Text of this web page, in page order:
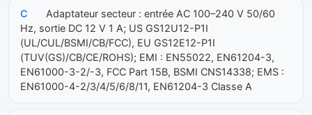
C
Adaptateur secteur : entrée AC 100–240 V 50/60
Hz, sortie DC 12 V 1 A; US GS12U12-P1I
(UL/CUL/BSMI/CB/FCC), EU GS12E12-P1I
(TUV(GS)/CB/CE/ROHS); EMI : EN55022, EN61204-3,
EN61000-3-2/-3, FCC Part 15B, BSMI CNS14338; EMS :
EN61000-4-2/3/4/5/6/8/11, EN61204-3 Classe A